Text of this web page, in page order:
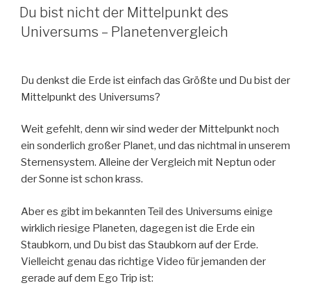
AM
Du bist nicht der Mittelpunkt des
Universums – Planetenvergleich
Du denkst die Erde ist einfach das Größte und Du bist der
Mittelpunkt des Universums?
Weit gefehlt, denn wir sind weder der Mittelpunkt noch
ein sonderlich großer Planet, und das nichtmal in unserem
Sternensystem. Alleine der Vergleich mit Neptun oder
der Sonne ist schon krass.
Aber es gibt im bekannten Teil des Universums einige
wirklich riesige Planeten, dagegen ist die Erde ein
Staubkorn, und Du bist das Staubkorn auf der Erde.
Vielleicht genau das richtige Video für jemanden der
gerade auf dem Ego Trip ist: